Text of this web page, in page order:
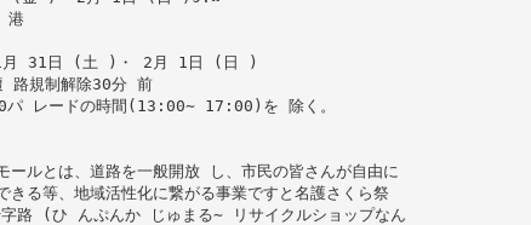
港
月 31日 (土 )・ 2月 1日 (日 )
規制解除30分 前
レードの時間(13:00∼ 17:00)を 除く。
ールとは、道路を一般開放 し、市民の皆さんが自由に
きる等、地域活性化に繋がる事業ですと名護さくら祭
字路 (ひ んぷんか じゅまる∼ リサイクルショップなん